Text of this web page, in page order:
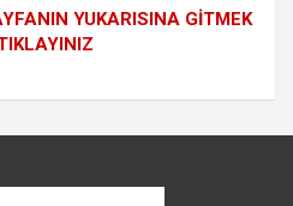
YUKARISINA GİTMEK